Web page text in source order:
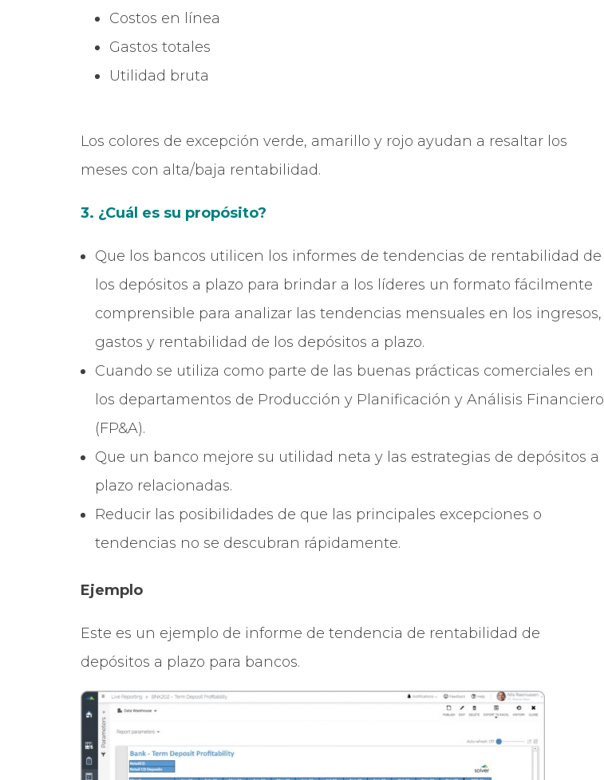
Costos en línea
Gastos totales
Utilidad bruta
Los colores de excepción verde, amarillo y rojo ayudan a resaltar los
meses con alta/baja rentabilidad.
3. ¿Cuál es su propósito?
Que los bancos utilicen los informes de tendencias de rentabilidad de
los depósitos a plazo para brindar a los líderes un formato fácilmente
comprensible para analizar las tendencias mensuales en los ingresos,
gastos y rentabilidad de los depósitos a plazo.
Cuando se utiliza como parte de las buenas prácticas comerciales en
los departamentos de Producción y Planificación y Análisis Financiero
(FP&A).
Que un banco mejore su utilidad neta y las estrategias de depósitos a
plazo relacionadas.
Reducir las posibilidades de que las principales excepciones o
tendencias no se descubran rápidamente.
Ejemplo
Este es un ejemplo de informe de tendencia de rentabilidad de
depósitos a plazo para bancos.